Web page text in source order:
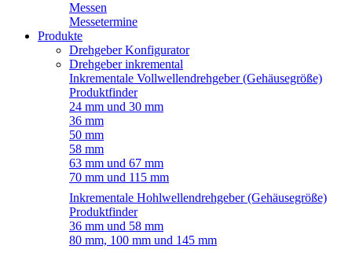
Messen
Messetermine
Produkte
Drehgeber Konfigurator
Drehgeber inkremental
Inkrementale Vollwellendrehgeber (Gehäusegröße)
Produktfinder
24 mm und 30 mm
36 mm
50 mm
58 mm
63 mm und 67 mm
70 mm und 115 mm
Inkrementale Hohlwellendrehgeber (Gehäusegröße)
Produktfinder
36 mm und 58 mm
80 mm, 100 mm und 145 mm